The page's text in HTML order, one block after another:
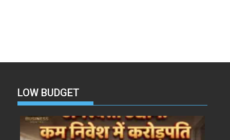
LOW BUDGET